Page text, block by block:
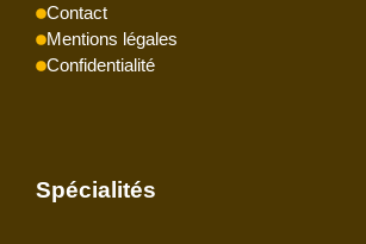
Contact
Mentions légales
Confidentialité
Spécialités